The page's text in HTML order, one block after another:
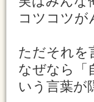
コツコツが
ただそれを
なぜなら「
いう言葉が